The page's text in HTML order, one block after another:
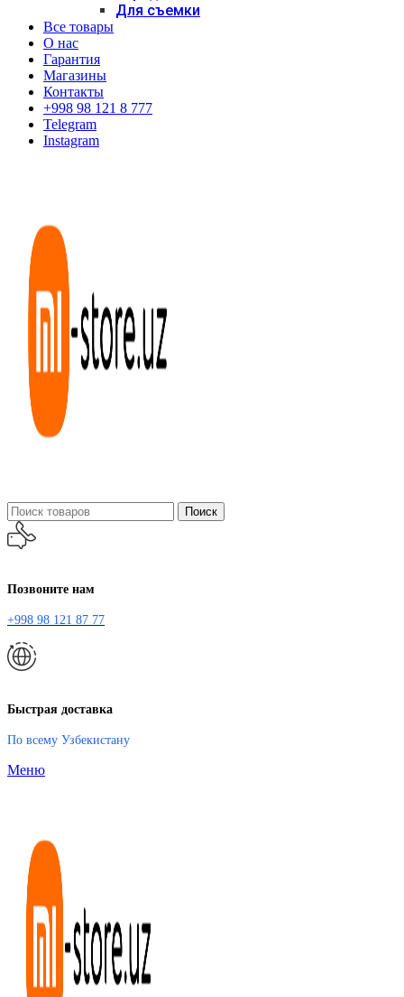
Для съемки
Все товары
О нас
Гарантия
Магазины
Контакты
+998 98 121 8 777
Telegram
Instagram
Поиск
Позвоните нам
+998 98 121 87 77
Быстрая доставка
По всему Узбекистану
Меню